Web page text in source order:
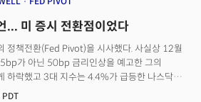
미 증시 전환점이었다
정책전환(Fed Pivot)을 시사했다. 사실상 12월
가 아닌 50bp 금리인상을 예고한 그의
하락했고 3대 지수는 4.4%가 급등한 나스닥을
수 +2.18%, S&P500 +3.09%, 나스닥